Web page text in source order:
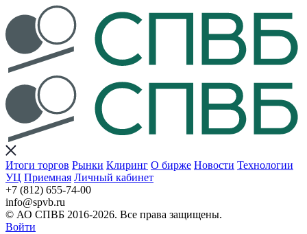
Итоги торгов Рынки Клиринг О бирже Новости Технологии
УЦ Приемная Личный кабинет
+7 (812) 655-74-00
info@spvb.ru
© АО СПВБ 2016-2026. Все права защищены.
Войти